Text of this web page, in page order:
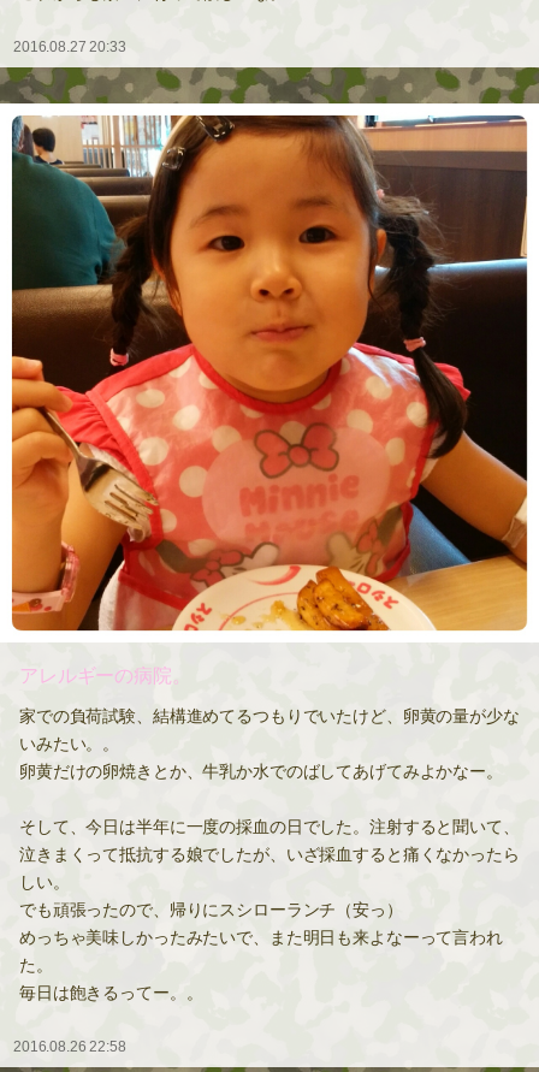
2016.08.27 20:33
アレルギーの病院。
家での負荷試験、結構進めてるつもりでいたけど、卵黄の量が少な
いみたい。。
卵黄だけの卵焼きとか、牛乳か水でのばしてあげてみよかなー。
そして、今日は半年に一度の採血の日でした。注射すると聞いて、
泣きまくって抵抗する娘でしたが、いざ採血すると痛くなかったら
しい。
でも頑張ったので、帰りにスシローランチ（安っ）
めっちゃ美味しかったみたいで、また明日も来よなーって言われ
た。
毎日は飽きるってー。。
2016.08.26 22:58